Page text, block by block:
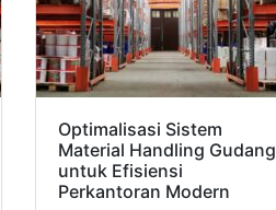
Optimalisasi Sistem
Material Handling Gudang
untuk Efisiensi
Perkantoran Modern